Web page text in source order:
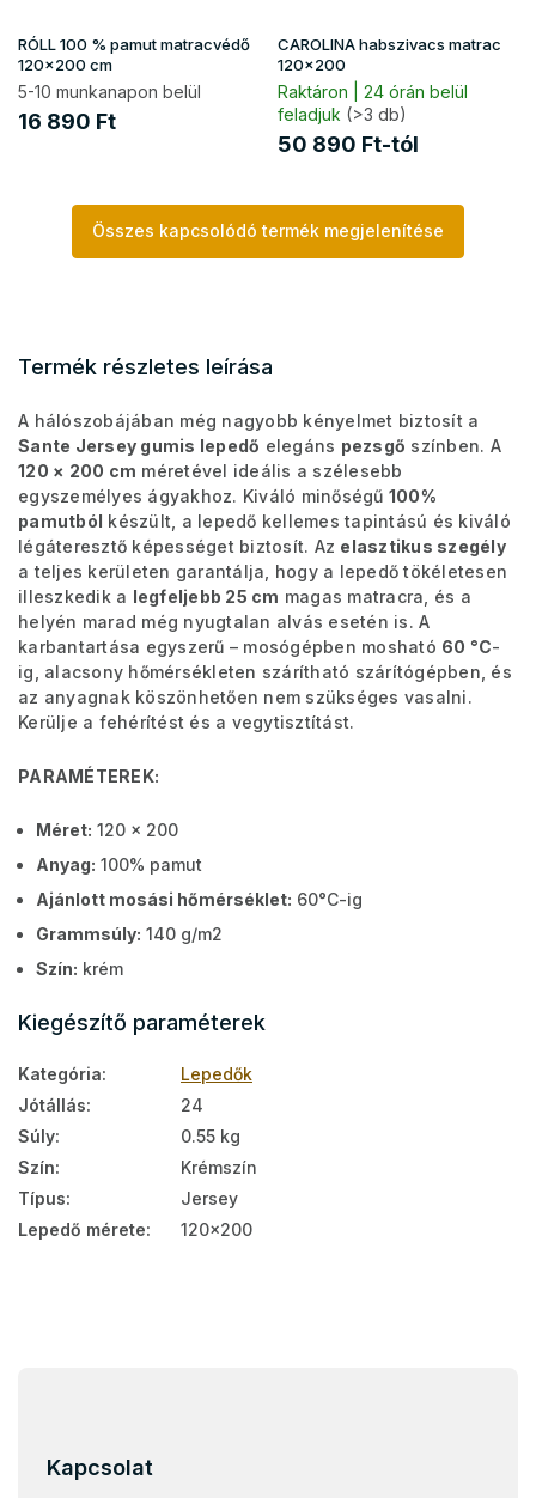
RÓLL 100 % pamut matracvédő
120x200 cm
5-10 munkanapon belül
16 890 Ft
CAROLINA habszivacs matrac
120x200
Raktáron | 24 órán belül
feladjuk (>3 db)
50 890 Ft-tól
Összes kapcsolódó termék megjelenítése
Termék részletes leírása
A hálószobájában még nagyobb kényelmet biztosít a
Sante Jersey gumis lepedő elegáns pezsgő színben. A
120 × 200 cm méretével ideális a szélesebb
egyszemélyes ágyakhoz. Kiváló minőségű 100%
pamutból készült, a lepedő kellemes tapintású és kiváló
légáteresztő képességet biztosít. Az elasztikus szegély
a teljes kerületen garantálja, hogy a lepedő tökéletesen
illeszkedik a legfeljebb 25 cm magas matracra, és a
helyén marad még nyugtalan alvás esetén is. A
karbantartása egyszerű – mosógépben mosható 60 °C-
ig, alacsony hőmérsékleten szárítható szárítógépben, és
az anyagnak köszönhetően nem szükséges vasalni.
Kerülje a fehérítést és a vegytisztítást.
PARAMÉTEREK:
Méret: 120 x 200
Anyag: 100% pamut
Ajánlott mosási hőmérséklet: 60°C-ig
Grammsúly: 140 g/m2
Szín: krém
Kiegészítő paraméterek
Kategória:
Lepedők
Jótállás:
24
Súly:
0.55 kg
Szín:
Krémszín
Típus:
Jersey
Lepedő mérete: 120x200
Kapcsolat